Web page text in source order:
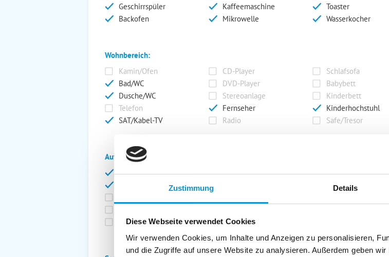
Zustimmung Details
Diese Webseite verwendet Cookies
Wir verwenden Cookies, um Inhalte und Anzeigen zu personalisieren,
und die Zugriffe auf unsere Website zu analysieren. Außerdem geben
Geschirrspüler
Kaffeemaschine
Toaster
Backofen
Mikrowelle Wasserkocher
Wohnbereich:
Kamin/Ofen
CD-Player
Schlafsofa
Bad/WC
DVD-Player
Babybett
Dusche/WC
Stereoanlage
Kinderbett
Telefon
Fernseher
Kinderhochstuhl
SAT/Kabel-TV
Radio Safe/Tresor
Außenanlage:
Garten/Liegewiese
Carport
Grill
Grillplatz
Balkon
Abstellraum